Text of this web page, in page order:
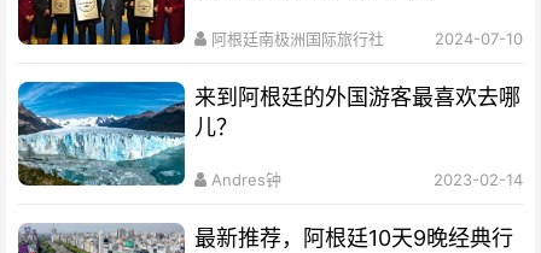
阿根廷南极洲国际旅行社 2024-07-10
来到阿根廷的外国游客最喜欢去哪
儿？
Andres钟 2023-02-14
最新推荐，阿根廷10天9晚经典行